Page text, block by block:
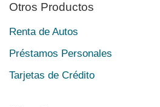
Otros Productos
Renta de Autos
Préstamos Personales
Tarjetas de Crédito